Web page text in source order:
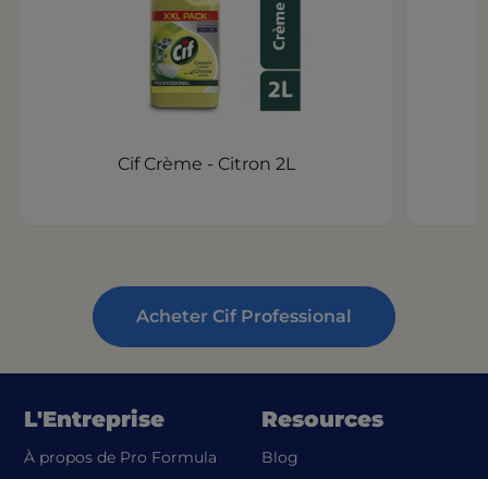
Cif Crème - Citron 2L
Acheter Cif Professional
L'Entreprise
À propos de Pro Formula
Resources
Blog